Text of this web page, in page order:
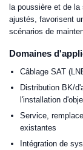
la poussière et de
ajustés, favorisent
scénarios de
Domaines
Câblage SAT
Distribution BK/
l'installation
Service,
existantes
Intégration de